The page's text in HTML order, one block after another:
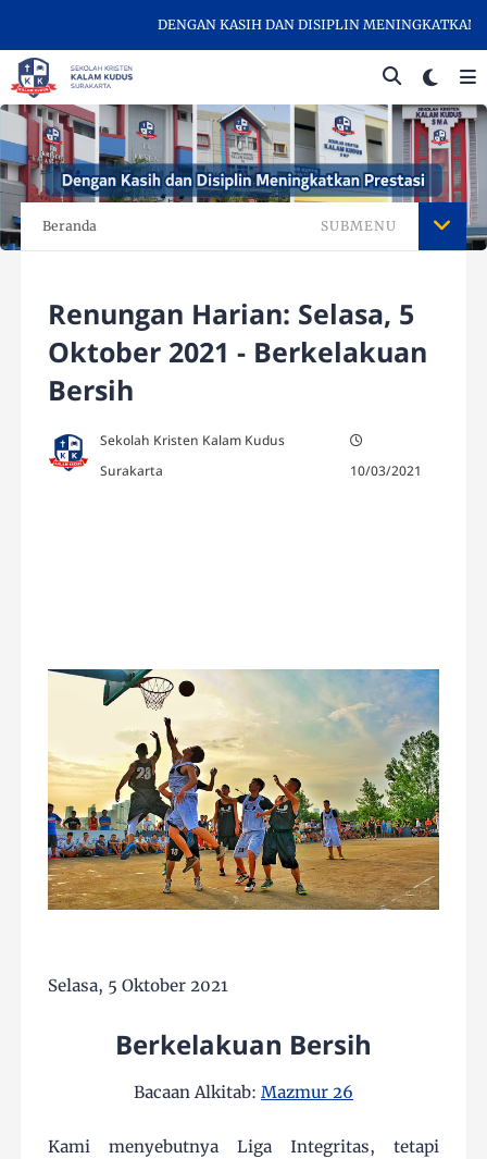
DENGAN KASIH DAN DISIPLIN MENINGKATKAN
Beranda SUBMENU
Renungan Harian: Selasa, 5
Oktober 2021 - Berkelakuan
Bersih
Sekolah Kristen Kalam Kudus
Surakarta
10/03/2021
Selasa, 5 Oktober 2021
Berkelakuan Bersih
Bacaan Alkitab: Mazmur 26
Kami menyebutnya Liga Integritas, tetapi